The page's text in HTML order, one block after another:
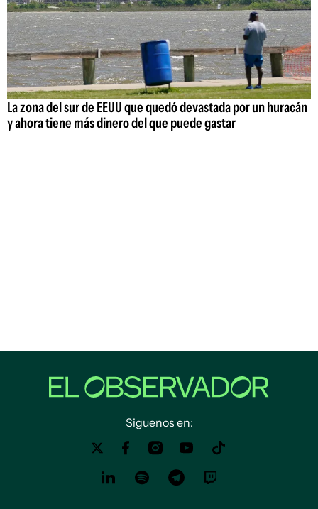
La zona del sur de EEUU que quedó devastada por un huracán
y ahora tiene más dinero del que puede gastar
Siguenos en: